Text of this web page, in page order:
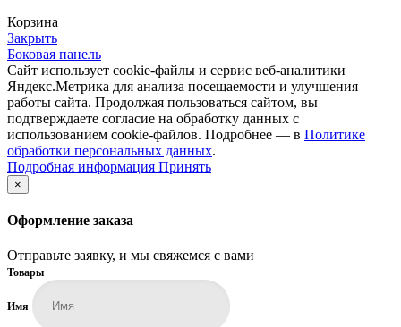
Корзина
Закрыть
Боковая панель
Сайт использует cookie-файлы и сервис веб-аналитики
Яндекс.Метрика для анализа посещаемости и улучшения
работы сайта. Продолжая пользоваться сайтом, вы
подтверждаете согласие на обработку данных с
использованием cookie-файлов. Подробнее — в Политике
обработки персональных данных.
Подробная информация Подробная
Принять
×
Оформление заказа
Отправьте заявку, и мы свяжемся с вами
Товары
Имя